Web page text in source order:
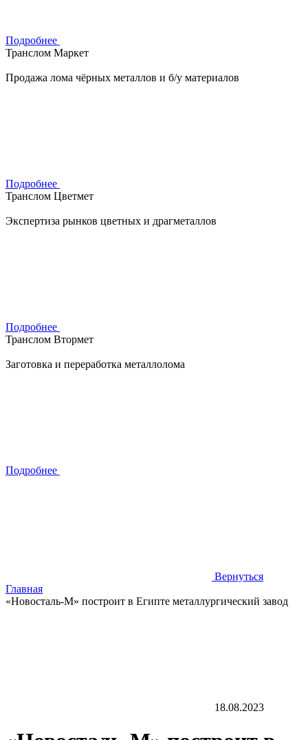
Подробнее
Транслом Маркет
Продажа лома чёрных металлов и б/у материалов
Подробнее
Транслом Цветмет
Экспертиза рынков цветных и драгметаллов
Подробнее
Транслом Втормет
Заготовка и переработка металлолома
Подробнее
Вернуться
Главная
«Новосталь-М» построит в Египте металлургический завод
18.08.2023